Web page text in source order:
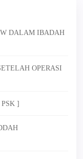
DALAM IBADAH
OPERASI
]